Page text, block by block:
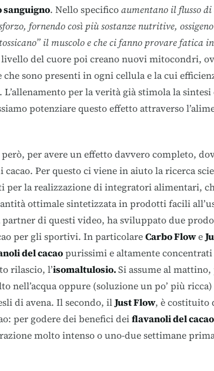
sanguigno. Nello specificoaumentano il flusso di
fornendo così più sostanze nutritive,
il muscoloe che ci fanno provare fatica
del cuore poi creano nuovi mitocondri,
sono presenti in ogni cellula e la cui
L’allenamento per la verità già stimola la
potenziare questo effetto attraverso
però, per avere un effetto davvero completo,
Per questo ci viene in aiuto la ricerca
per la realizzazione di integratori alimentari,
ottimale sintetizzata in prodotti facili
partner di questi video, ha sviluppato due
per gli sportivi. In particolareCarbo Flowe
del cacaopurissimi e altamente
rilascio, l’isomaltulosio.Si assume al
nell’acqua oppure (soluzione un po’ più
di avena. Il secondo, ilJust Flow, è costituito
per godere dei benefici deiflavanoli del cacao
molto intenso o uno-due settimane